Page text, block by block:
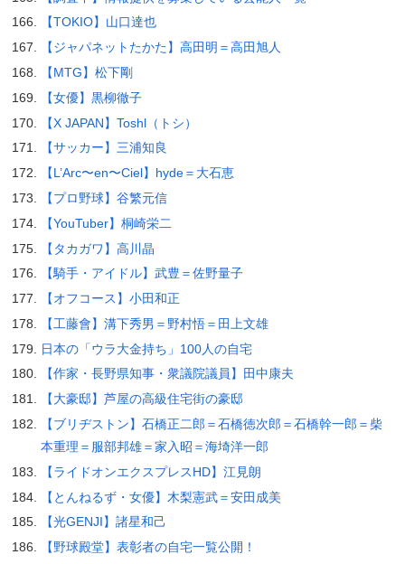
【TOKIO】山口達也
【ジャパネットたかた】高田明＝高田旭人
【MTG】松下剛
【女優】黒柳徹子
【X JAPAN】Toshl（トシ）
【サッカー】三浦知良
【L’Arc〜en〜Ciel】hyde＝大石恵
【プロ野球】谷繁元信
【YouTuber】桐崎栄二
【タカガワ】高川晶
【騎手・アイドル】武豊＝佐野量子
【オフコース】小田和正
【工藤會】溝下秀男＝野村悟＝田上文雄
日本の「ウラ大金持ち」100人の自宅
【作家・長野県知事・衆議院議員】田中康夫
【大豪邸】芦屋の高級住宅街の豪邸
【ブリヂストン】石橋正二郎＝石橋徳次郎＝石橋幹一郎＝柴
本重理＝服部邦雄＝家入昭＝海埼洋一郎
【ライドオンエクスプレスHD】江見朗
【とんねるず・女優】木梨憲武＝安田成美
【光GENJI】諸星和己
【野球殿堂】表彰者の自宅一覧公開！